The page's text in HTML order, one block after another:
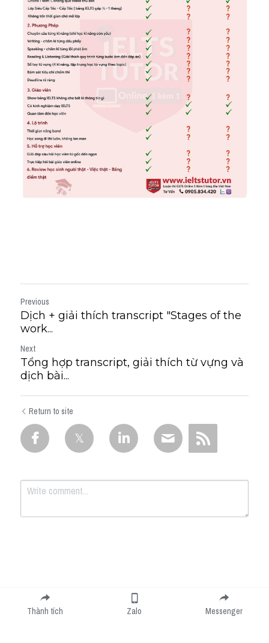
Previous
Dịch + giải thích transcript "Stages of the
work...
Next
Tổng hợp transcript, giải thích từ vựng và
dịch bài...
Return to site
Submit
Thành tích Zalo Messenger